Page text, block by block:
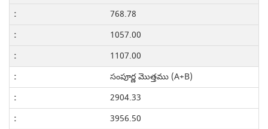
768.78
1057.00
1107.00
సంపూర్ణ మొత్తము (A+B)
2904.33
3956.50